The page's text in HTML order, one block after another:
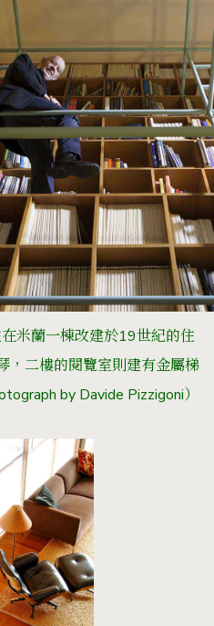
米蘭一棟改建於19世紀的住
，二樓的閱覽室則建有金屬梯
by Davide Pizzigoni）